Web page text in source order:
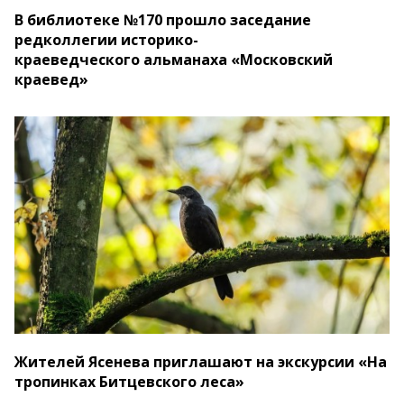
В библиотеке №170 прошло заседание
редколлегии историко-
краеведческого альманаха «Московский
краевед»
Жителей Ясенева приглашают на экскурсии «На
тропинках Битцевского леса»